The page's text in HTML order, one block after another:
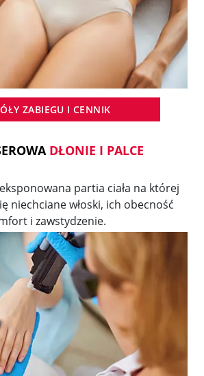
ZABIEGU I CENNIK
DŁONIE I PALCE
partia ciała na której
niechciane włoski, ich obecność
i zawstydzenie.